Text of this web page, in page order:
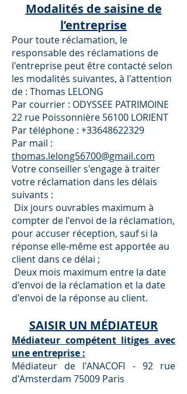
Modalités de saisine de
l’entreprise
Pour toute réclamation, le
responsable des réclamations de
l'entreprise peut être contacté selon
les modalités suivantes, à l'attention
de : Thomas LELONG
Par courrier : ODYSSEE PATRIMOINE
22 rue Poissonnière 56100 LORIENT
Par téléphone : +33648622329
Par mail :
thomas.lelong56700@gmail.com
Votre conseiller s'engage à traiter
votre réclamation dans les délais
suivants :
Dix jours ouvrables maximum à
compter de l'envoi de la réclamation,
pour accuser réception, sauf si la
réponse elle-même est apportée au
client dans ce délai ;
Deux mois maximum entre la date
d'envoi de la réclamation et la date
d'envoi de la réponse au client.
SAISIR UN MÉDIATEUR
Médiateur compétent litiges avec
une entreprise :
Médiateur de l'ANACOFI - 92 rue
d'Amsterdam 75009 Paris